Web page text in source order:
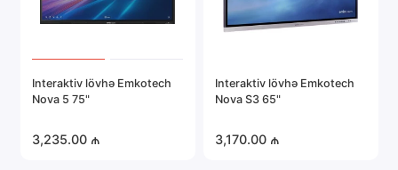
Interaktiv lövhə Emkotech
Nova 5 75"
3,235.00 ₼
Interaktiv lövhə Emkotech
Nova S3 65"
3,170.00 ₼